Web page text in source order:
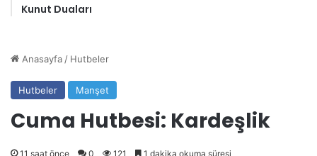
Kunut Duaları